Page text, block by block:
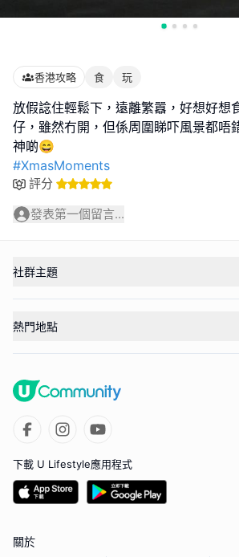
香港攻略 食 玩
放假諗住輕鬆下，遠離繁囂，好想好想
仔，雖然冇開，但係周圍睇吓風景都唔
#XmasMoments
評分
發表第一個留言...
社群主題
熱門地點
下載 U Lifestyle應用程式
關於